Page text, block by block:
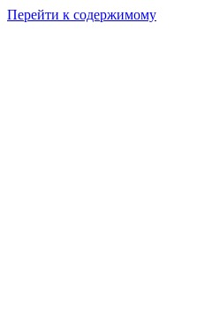
Перейти к содержимому